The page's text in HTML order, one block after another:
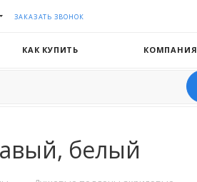
ЗАКАЗАТЬ ЗВОНОК
КАК КУПИТЬ КОМПАНИЯ
белый